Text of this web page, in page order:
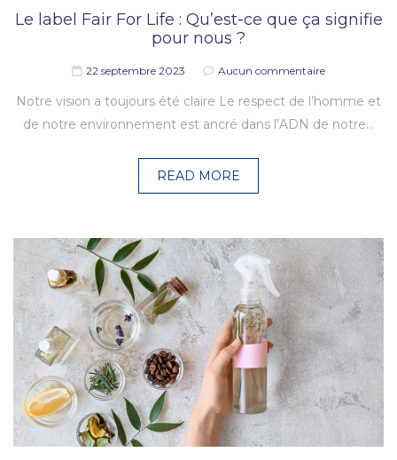
Le label Fair For Life : Qu’est-ce que ça signifie
pour nous ?
22 septembre 2023 Aucun commentaire
Notre vision a toujours été claire Le respect de l’homme et
de notre environnement est ancré dans l’ADN de notre…
READ MORE